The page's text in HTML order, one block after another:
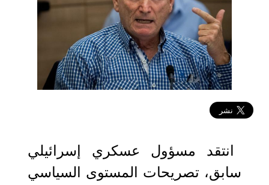
انتقد مسؤول عسكري إسرائيلي
سابق، تصريحات المستوى السياسي